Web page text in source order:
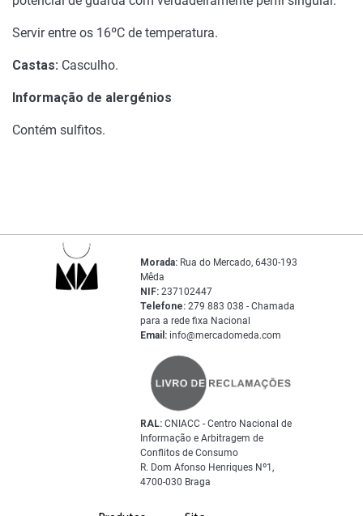
Servir entre os 16ºC de temperatura.
Castas: Casculho.
Informação de alergénios
Contém sulfitos.
Morada: Rua do Mercado, 6430-193
Mêda
NIF: 237102447
Telefone: 279 883 038 - Chamada
para a rede fixa Nacional
Email: info@mercadomeda.com
RAL: CNIACC - Centro Nacional de
Informação e Arbitragem de
Conflitos de Consumo
R. Dom Afonso Henriques Nº1,
4700-030 Braga